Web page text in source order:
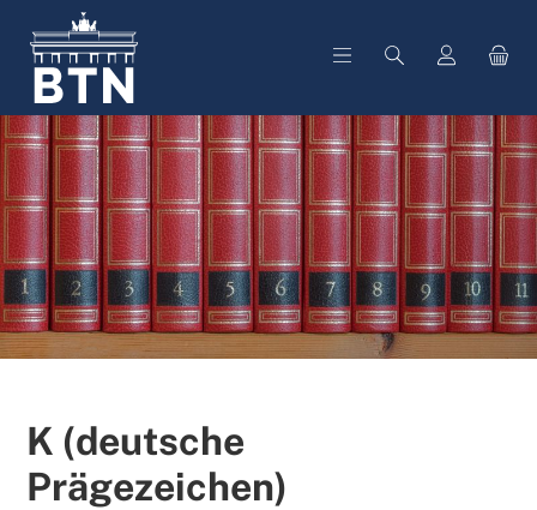
springen
K (deutsche
Prägezeichen)